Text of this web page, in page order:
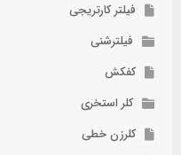
فیلتر کارتریجی
فیلترشنی
کفکش
کلر استخری
کلرزن خطی